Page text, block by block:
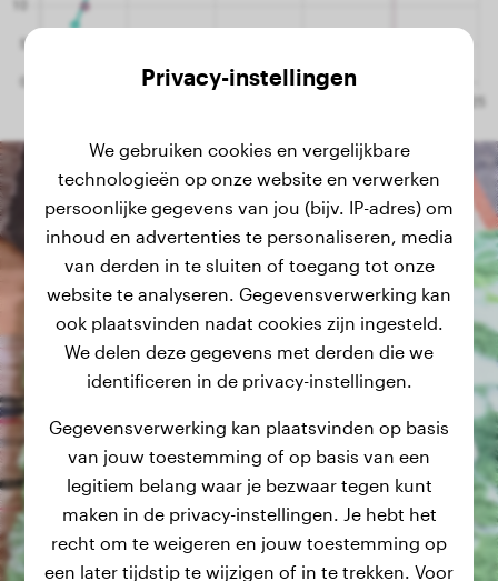
Privacy-instellingen
We gebruiken cookies en vergelijkbare
technologieën op onze website en verwerken
persoonlijke gegevens van jou (bijv. IP-adres) om
inhoud en advertenties te personaliseren, media
van derden in te sluiten of toegang tot onze
website te analyseren. Gegevensverwerking kan
ook plaatsvinden nadat cookies zijn ingesteld.
We delen deze gegevens met derden die we
identificeren in de privacy-instellingen.
Gegevensverwerking kan plaatsvinden op basis
van jouw toestemming of op basis van een
legitiem belang waar je bezwaar tegen kunt
maken in de privacy-instellingen. Je hebt het
recht om te weigeren en jouw toestemming op
een later tijdstip te wijzigen of in te trekken. Voor